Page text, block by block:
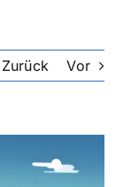
Zurück Vor